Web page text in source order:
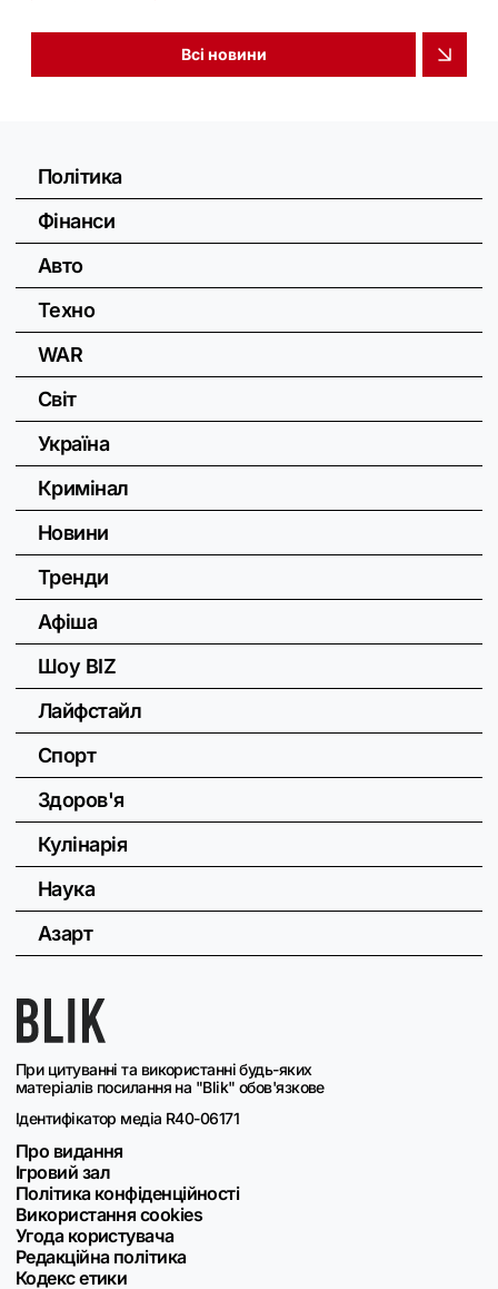
Всі новини
При цитуванні та використанні будь-яких
матеріалів посилання на "Blik" обов'язкове
Ідентифікатор медіа R40-06171
Про видання
Ігровий зал
Політика конфіденційності
Використання cookies
Угода користувача
Редакційна політика
Кодекс етики
Політика
Фінанси
Авто
Техно
WAR
Світ
Україна
Кримінал
Новини
Тренди
Афіша
Шоу BIZ
Лайфстайл
Спорт
Здоров'я
Кулінарія
Наука
Азарт